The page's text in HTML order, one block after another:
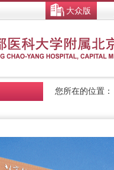
大众版
您所在的位置：